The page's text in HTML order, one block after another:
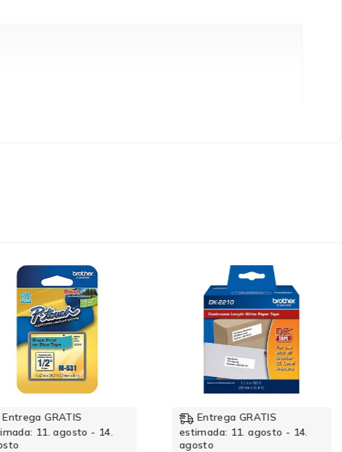
Entrega GRATIS
11. agosto - 14.
Entrega GRATIS
estimada: 11. agosto - 14.
agosto